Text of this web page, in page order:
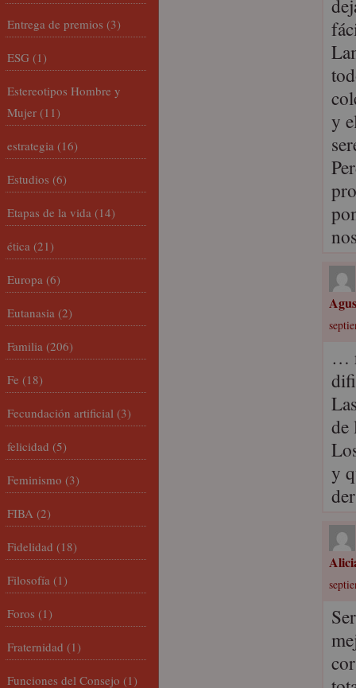
y
…
de
y
Entrega de premios (3)
ESG (1)
Estereotipos Hombre y
Mujer (11)
estrategia (16)
Estudios (6)
Etapas de la vida (14)
ética (21)
Europa (6)
Eutanasia (2)
Familia (206)
Fe (18)
Fecundación artificial (3)
felicidad (5)
Feminismo (3)
FIBA (2)
Fidelidad (18)
Filosofía (1)
Foros (1)
Fraternidad (1)
Funciones del Consejo (1)